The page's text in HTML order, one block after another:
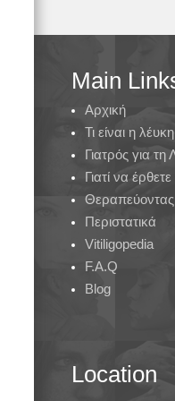
Main
Αρχική
Τι είναι η λέυκη
Γιατρός για τη
Γιατί να
Θεραπεύοντας
Περιστατικά
Vitiligopedia
F.A.Q
Blog
Location